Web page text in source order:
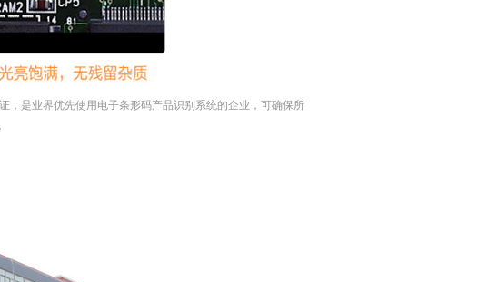
，是业界优先使用电子条形码产品识别系统的企业，可确保所